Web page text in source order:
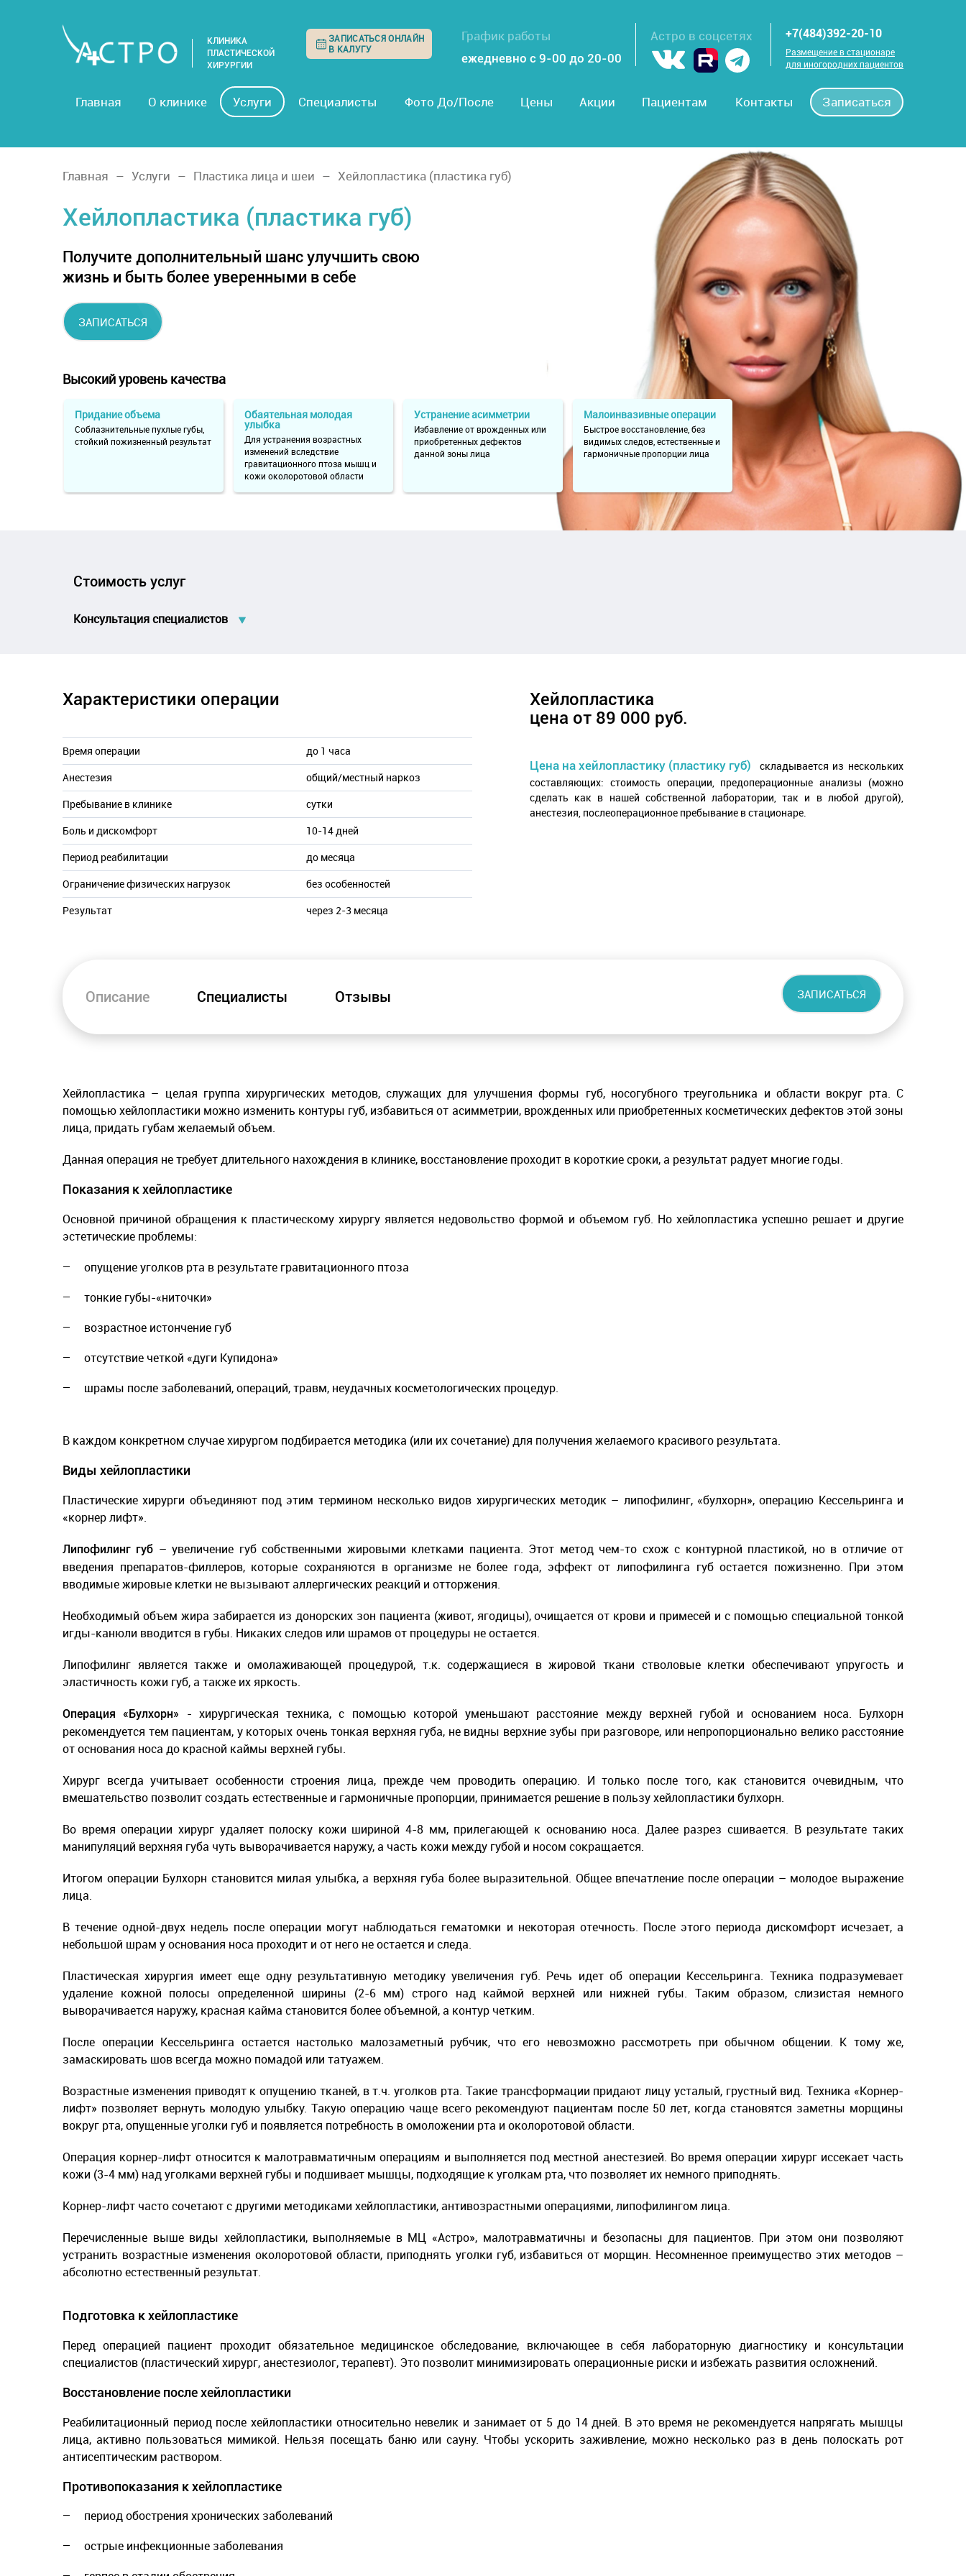
КЛИНИКА
ПЛАСТИЧЕСКОЙ
ХИРУРГИИ
ЗАПИСАТЬСЯ ОНЛАЙН
В КАЛУГУ
График работы
ежедневно с 9-00 до 20-00
Астро в соцсетях +7(484)392-20-10
Размещение в стационаре
для иногородних пациентов
Главная О клинике Услуги Специалисты Фото До/После Цены Акции Пациентам Контакты Записаться
Главная Услуги Пластика лица и шеи Хейлопластика (пластика губ)
Хейлопластика (пластика губ)
Получите дополнительный шанс улучшить свою
жизнь и быть более уверенными в себе
ЗАПИСАТЬСЯ
Высокий уровень качества
Придание объема
Соблазнительные пухлые губы,
стойкий пожизненный результат
Обаятельная молодая
улыбка
Для устранения возрастных
изменений вследствие
гравитационного птоза мышц и
кожи околоротовой области
Устранение асимметрии
Избавление от врожденных или
приобретенных дефектов
данной зоны лица
Малоинвазивные операции
Быстрое восстановление, без
видимых следов, естественные и
гармоничные пропорции лица
Стоимость услуг
Консультация специалистов
Записаться
Характеристики операции
Время операции
до 1 часа
Анестезия
общий/местный наркоз
Пребывание в клинике
сутки
Боль и дискомфорт
10-14 дней
Период реабилитации
до месяца
Ограничение физических нагрузок
без особенностей
Результат
через 2-3 месяца
Хейлопластика
цена от 89 000 руб.
Цена на хейлопластику (пластику губ)
складывается из нескольких
составляющих: стоимость операции, предоперационные анализы (можно
сделать как в нашей собственной лаборатории, так и в любой другой),
анестезия, послеоперационное пребывание в стационаре.
ЗАПИСАТЬСЯ
Описание Специалисты Отзывы
Хейлопластика – целая группа хирургических методов, служащих для улучшения формы губ, носогубного треугольника и области вокруг рта. С
помощью хейлопластики можно изменить контуры губ, избавиться от асимметрии, врожденных или приобретенных косметических дефектов этой зоны
лица, придать губам желаемый объем.
Данная операция не требует длительного нахождения в клинике, восстановление проходит в короткие сроки, а результат радует многие годы.
Показания к хейлопластике
Основной причиной обращения к пластическому хирургу является недовольство формой и объемом губ. Но хейлопластика успешно решает и другие
эстетические проблемы:
опущение уголков рта в результате гравитационного птоза
тонкие губы-«ниточки»
возрастное истончение губ
отсутствие четкой «дуги Купидона»
шрамы после заболеваний, операций, травм, неудачных косметологических процедур.
В каждом конкретном случае хирургом подбирается методика (или их сочетание) для получения желаемого красивого результата.
Виды хейлопластики
Пластические хирурги объединяют под этим термином несколько видов хирургических методик – липофилинг, «булхорн», операцию Кессельринга и
«корнер лифт».
Липофилинг губ – увеличение губ собственными жировыми клетками пациента. Этот метод чем-то схож с контурной пластикой, но в отличие от
введения препаратов-филлеров, которые сохраняются в организме не более года, эффект от липофилинга губ остается пожизненно. При этом
вводимые жировые клетки не вызывают аллергических реакций и отторжения.
Необходимый объем жира забирается из донорских зон пациента (живот, ягодицы), очищается от крови и примесей и с помощью специальной тонкой
игды-канюли вводится в губы. Никаких следов или шрамов от процедуры не остается.
Липофилинг является также и омолаживающей процедурой, т.к. содержащиеся в жировой ткани стволовые клетки обеспечивают упругость и
эластичность кожи губ, а также их яркость.
Операция «Булхорн»
- хирургическая техника, с помощью которой уменьшают расстояние между верхней губой и основанием носа. Булхорн
рекомендуется тем пациентам, у которых очень тонкая верхняя губа, не видны верхние зубы при разговоре, или непропорционально велико расстояние
от основания носа до красной каймы верхней губы.
Хирург всегда учитывает особенности строения лица, прежде чем проводить операцию. И только после того, как становится очевидным, что
вмешательство позволит создать естественные и гармоничные пропорции, принимается решение в пользу хейлопластики булхорн.
Во время операции хирург удаляет полоску кожи шириной 4-8 мм, прилегающей к основанию носа. Далее разрез сшивается. В результате таких
манипуляций верхняя губа чуть выворачивается наружу, а часть кожи между губой и носом сокращается.
Итогом операции Булхорн становится милая улыбка, а верхняя губа более выразительной. Общее впечатление после операции – молодое выражение
лица.
В течение одной-двух недель после операции могут наблюдаться гематомки и некоторая отечность. После этого периода дискомфорт исчезает, а
небольшой шрам у основания носа проходит и от него не остается и следа.
Пластическая хирургия имеет еще одну результативную методику увеличения губ. Речь идет об операции Кессельринга. Техника подразумевает
удаление кожной полосы определенной ширины (2-6 мм) строго над каймой верхней или нижней губы. Таким образом, слизистая немного
выворачивается наружу, красная кайма становится более объемной, а контур четким.
После операции Кессельринга остается настолько малозаметный рубчик, что его невозможно рассмотреть при обычном общении. К тому же,
замаскировать шов всегда можно помадой или татуажем.
Возрастные изменения приводят к опущению тканей, в т.ч. уголков рта. Такие трансформации придают лицу усталый, грустный вид. Техника «Корнер-
лифт» позволяет вернуть молодую улыбку. Такую операцию чаще всего рекомендуют пациентам после 50 лет, когда становятся заметны морщины
вокруг рта, опущенные уголки губ и появляется потребность в омоложении рта и околоротовой области.
Операция корнер-лифт относится к малотравматичным операциям и выполняется под местной анестезией. Во время операции хирург иссекает часть
кожи (3-4 мм) над уголками верхней губы и подшивает мышцы, подходящие к уголкам рта, что позволяет их немного приподнять.
Корнер-лифт часто сочетают с другими методиками хейлопластики, антивозрастными операциями, липофилингом лица.
Перечисленные выше виды хейлопластики, выполняемые в МЦ «Астро», малотравматичны и безопасны для пациентов. При этом они позволяют
устранить возрастные изменения околоротовой области, приподнять уголки губ, избавиться от морщин. Несомненное преимущество этих методов –
абсолютно естественный результат.
Подготовка к хейлопластике
Перед операцией пациент проходит обязательное медицинское обследование, включающее в себя лабораторную диагностику и консультации
специалистов (пластический хирург, анестезиолог, терапевт). Это позволит минимизировать операционные риски и избежать развития осложнений.
Восстановление после хейлопластики
Реабилитационный период после хейлопластики относительно невелик и занимает от 5 до 14 дней. В это время не рекомендуется напрягать мышцы
лица, активно пользоваться мимикой. Нельзя посещать баню или сауну. Чтобы ускорить заживление, можно несколько раз в день полоскать рот
антисептическим раствором.
Противопоказания к хейлопластике
период обострения хронических заболеваний
острые инфекционные заболевания